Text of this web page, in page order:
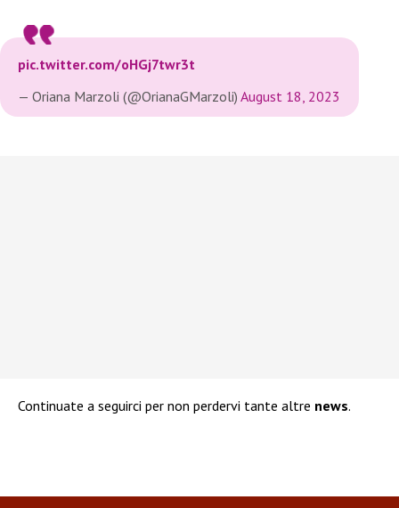
pic.twitter.com/oHGj7twr3t
— Oriana Marzoli (@OrianaGMarzoli) August 18, 2023
Continuate a seguirci per non perdervi tante altre news.